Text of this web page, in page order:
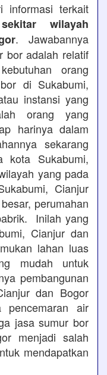
informasi terkait
wilayah
. Jawabannya
bor adalah relatif
orang
di Sukabumi,
instansi yang
orang yang
harinya dalam
sekarang
kota Sukabumi,
yang pada
Cianjur
perumahan
Inilah yang
Cianjur dan
lahan luas
mudah untuk
pembangunan
dan Bogor
pencemaran air
jasa sumur bor
menjadi salah
mendapatkan